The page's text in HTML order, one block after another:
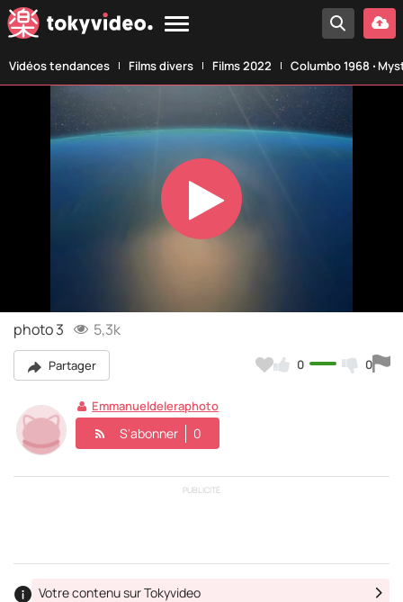
Vidéos tendances Films divers Films 2022 Columbo 1968 ‧
Play
Video
photo 3 5,3k
Partager 0 0
Emmanueldeleraphoto
S'abonner 0
PUBLICITÉ
Votre contenu sur Tokyvideo